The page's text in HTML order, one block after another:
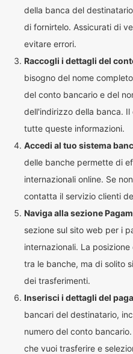
della banca del
di fornirtelo. Assicurati di
evitare errori.
Raccogli i dettagli del
bisogno del nome
del conto bancario e del
dell'indirizzo della banca.
tutte queste informazioni.
Accedi al tuo sistema
delle banche permette di
internazionali online. Se
contatta il servizio clienti
Naviga alla sezione
sezione sul sito web per i
internazionali. La
tra le banche, ma di solito
dei trasferimenti.
Inserisci i dettagli del
bancari del destinatario,
numero del conto
che vuoi trasferire e